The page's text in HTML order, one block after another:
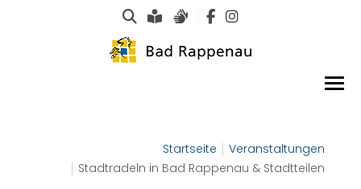
Suche
Leichte Sprache
Gebärdensprachen
Startseite
Veranstaltungen
Stadtradeln in Bad Rappenau & Stadtteilen